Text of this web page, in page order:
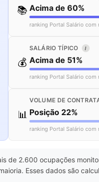
📚 Acima de 60%
ranking Portal Salário
💰
SALÁRIO TÍPICO I
Acima de 51%
ranking Portal Salário
📊
VOLUME DE
Posição 22%
ranking Portal Salário
de 2.600 ocupações
Esses dados são